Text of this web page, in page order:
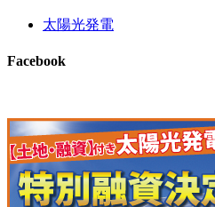
太陽光発電
Facebook